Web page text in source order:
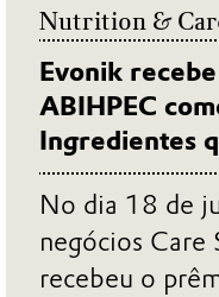
Nutrition &
Evonik
ABIHPEC
Ingredientes
No dia 18 de
negócios Care
recebeu o